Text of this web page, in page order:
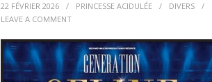
22 FÉVRIER 2026 / PRINCESSE ACIDULÉE / DIVERS
/
LEAVE A COMMENT